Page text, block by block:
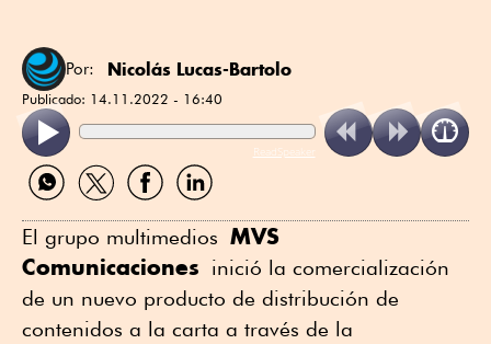
Por: Nicolás Lucas-Bartolo
Publicado: 14.11.2022 - 16:40
ReadSpeaker
Compartir
por
Compartir
por
Compartir
por
Compartir
por
El grupo multimedios MVS
Comunicaciones inició la comercialización
de un nuevo producto de distribución de
contenidos a la carta a través de la